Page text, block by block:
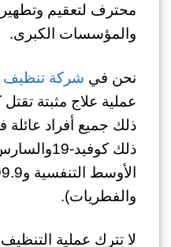
محترف لتعقيم
والمؤسسات الكبرى.
نحن في شركة تنظيف
عملية علاج مثبتة
ذلك جميع أفراد
ذلك كوفيد-
والفطريات).
لا تترك عملية